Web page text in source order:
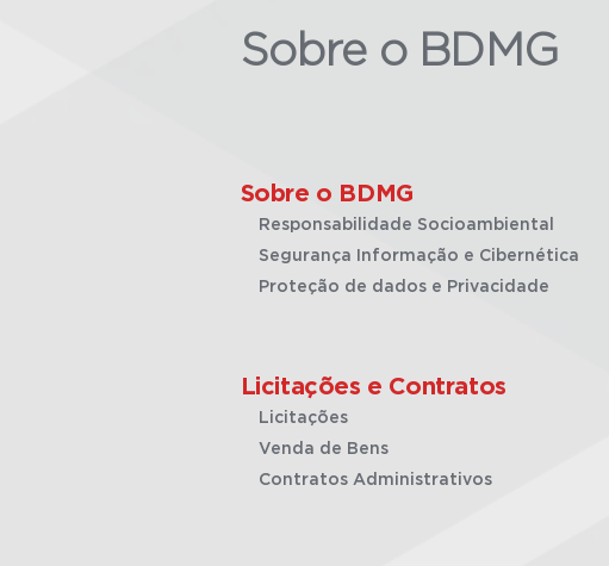
Sobre o BDMG
Sobre o BDMG
Responsabilidade Socioambiental
Segurança Informação e Cibernética
Proteção de dados e Privacidade
Licitações e Contratos
Licitações
Venda de Bens
Contratos Administrativos